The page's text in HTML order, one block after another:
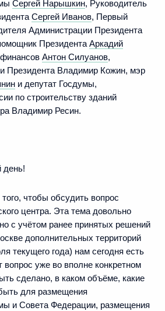
Сергей Нарышкин, Руководитель
Сергей Иванов, Первый
Администрации Президента
Президента Аркадий
Антон Силуанов,
Президента Владимир Кожин, мэр
и депутат Госдумы,
по строительству зданий
Владимир Ресин.
день!
чтобы обсудить вопрос
центра. Эта тема довольно
с учётом ранее принятых решений
дополнительных территорий
текущего года) нам сегодня есть
уже во вполне конкретном
сделано, в каком объёме, какие
для размещения
и Совета Федерации, размещения